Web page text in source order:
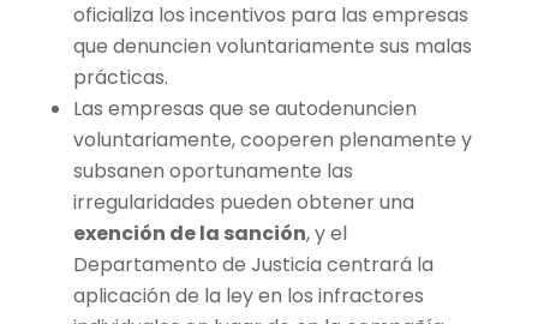
oficializa los incentivos para las empresas
que denuncien voluntariamente sus malas
prácticas.
Las empresas que se autodenuncien
voluntariamente, cooperen plenamente y
subsanen oportunamente las
irregularidades pueden obtener una
exención de la sanción, y el
Departamento de Justicia centrará la
aplicación de la ley en los infractores